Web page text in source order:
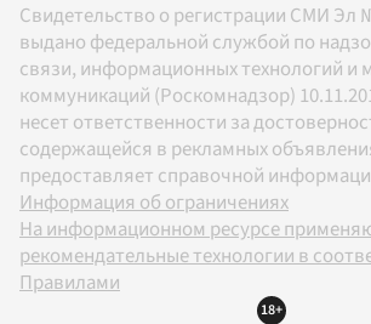
Свидетельство о регистрации СМИ Эл
выдано федеральной службой по
связи, информационных технологий и
коммуникаций (Роскомнадзор)
несет ответственности за
содержащейся в рекламных
предоставляет справочной
Информация об ограничениях
На информационном ресурсе
рекомендательные технологии в
Правилами
18+